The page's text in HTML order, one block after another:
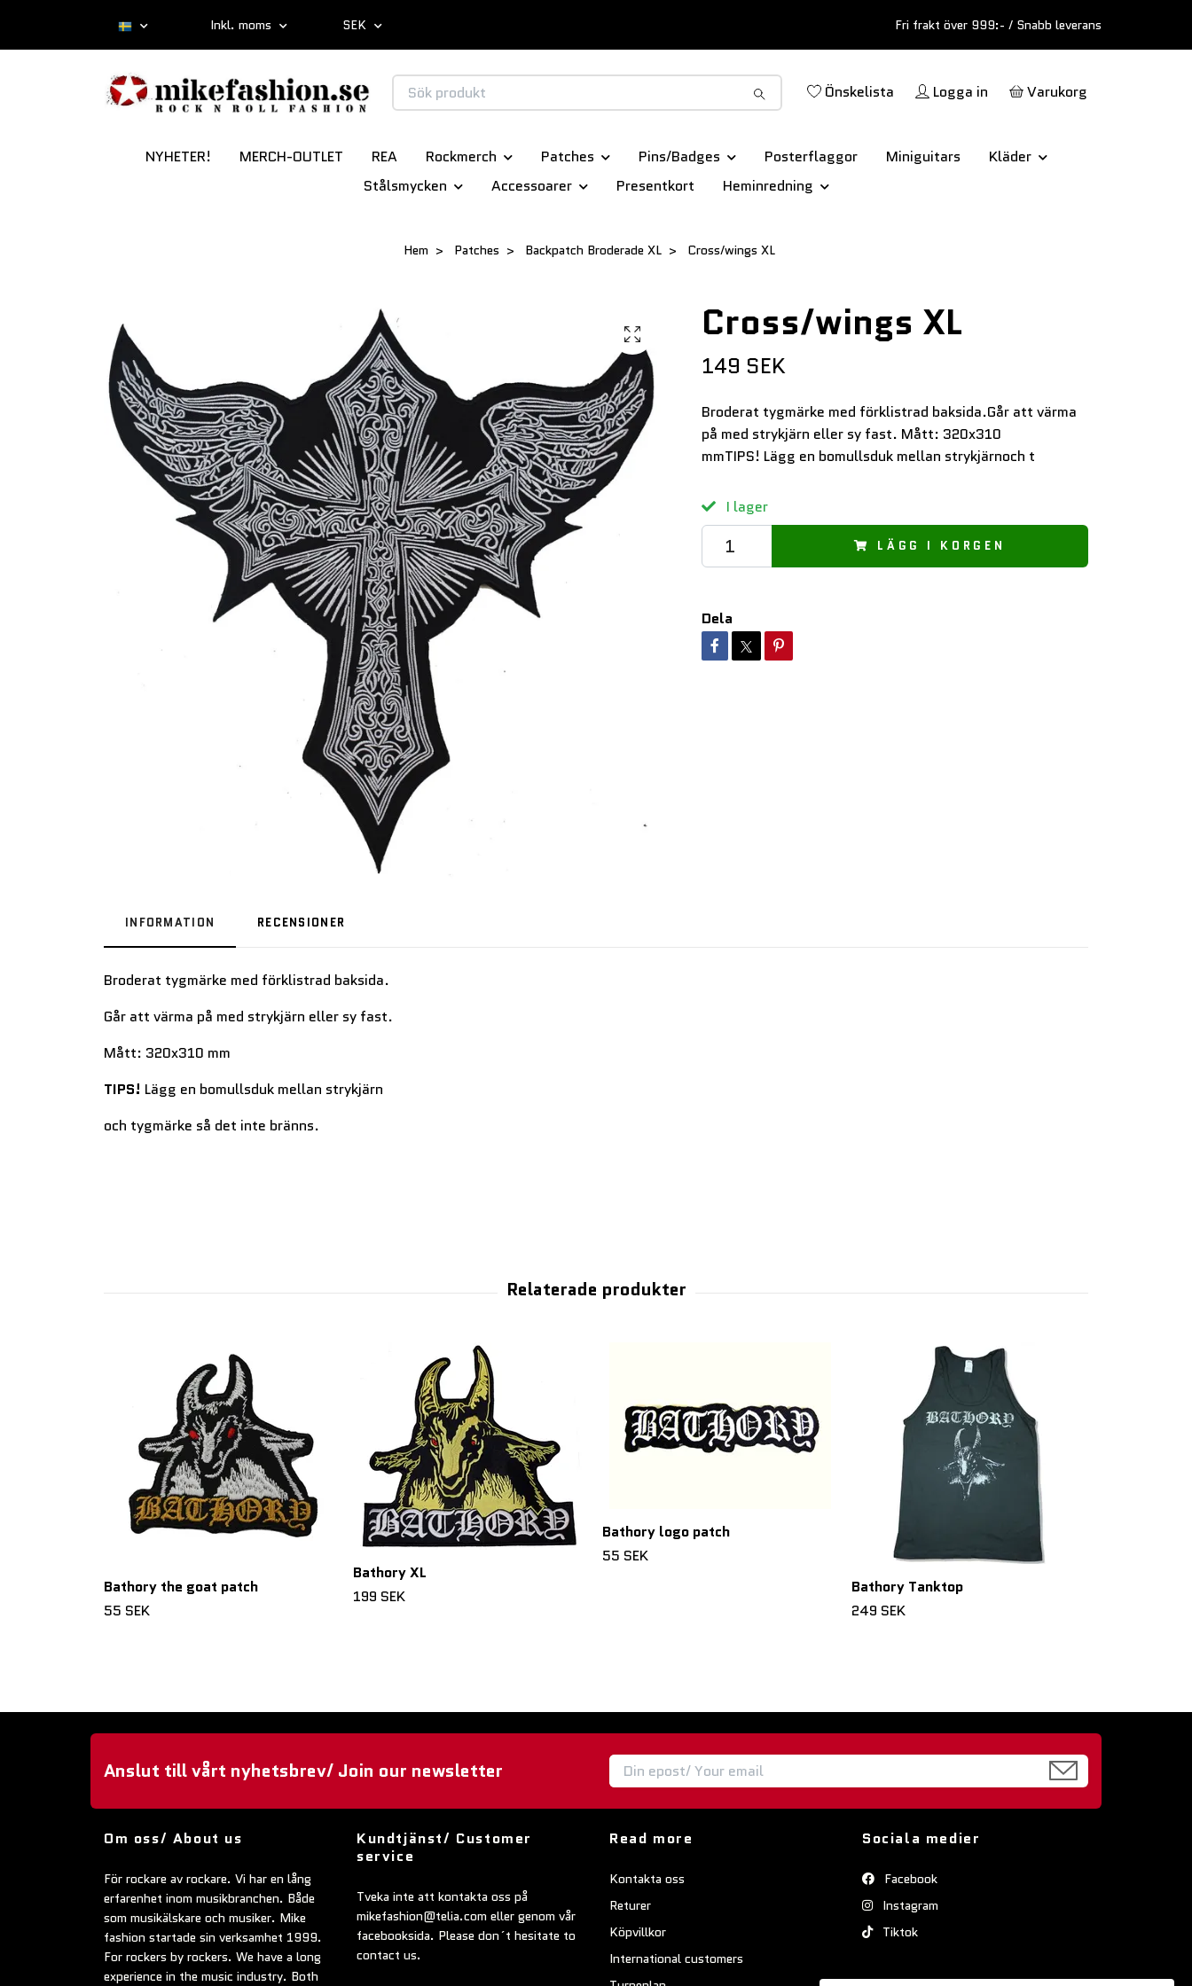
Inkl. moms SEK Fri frakt över 999:- / Snabb leverans
Önskelista Logga in Varukorg
NYHETER! MERCH-OUTLET REA Rockmerch Patches Pins/Badges Posterflaggor Miniguitars
Kläder
Stålsmycken
Accessoarer Presentkort Heminredning
Hem Patches Backpatch Broderade XL Cross/wings XL
Cross/wings XL
149 SEK
Broderat tygmärke med förklistrad baksida.Går att värma
på med strykjärn eller sy fast. Mått: 320x310
mmTIPS! Lägg en bomullsduk mellan strykjärnoch t
I lager
LÄGG I KORGEN
Dela
INFORMATION RECENSIONER
Broderat tygmärke med förklistrad baksida.
Går att värma på med strykjärn eller sy fast.
Mått: 320x310 mm
TIPS! Lägg en bomullsduk mellan strykjärn
och tygmärke så det inte bränns.
Bathory the goat patch
55 SEK
Bathory XL
199 SEK
Bathory logo patch
55 SEK
Bathory Tanktop
249 SEK
Anslut till vårt nyhetsbrev/ Join our newsletter
Om oss/ About us
För rockare av rockare. Vi har en lång
erfarenhet inom musikbranchen. Både
som musikälskare och musiker. Mike
fashion startade sin verksamhet 1999.
For rockers by rockers. We have a long
experience in the music industry. Both
Kundtjänst/ Customer
service
Tveka inte att kontakta oss på
mikefashion@telia.com eller genom vår
facebooksida. Please don´t hesitate to
contact us.
Read more
Kontakta oss
Returer
Köpvillkor
International customers
Sociala medier
Facebook
Instagram
Tiktok